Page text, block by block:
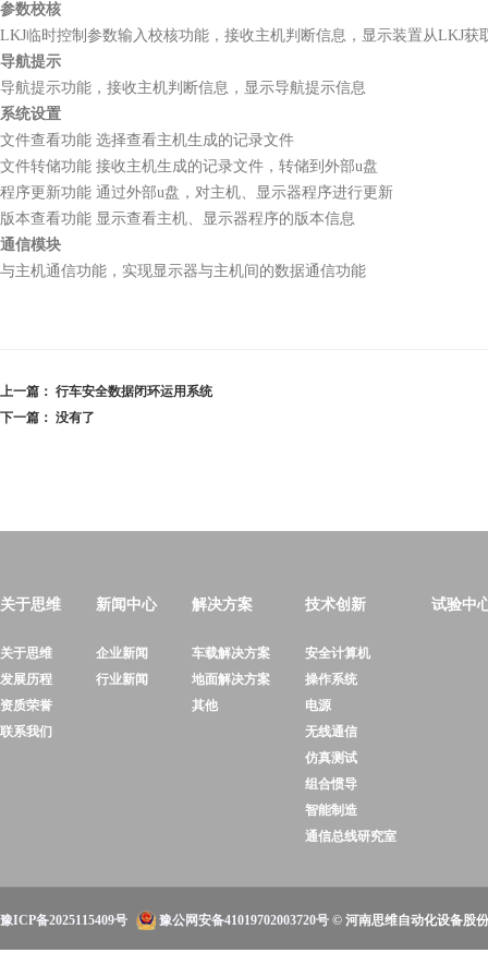
参数校核
LKJ临时控制参数输入校核功能，接收主机判断信息，显示装置从LKJ
导航提示
导航提示功能，接收主机判断信息，显示导航提示信息
系统设置
文件查看功能 选择查看主机生成的记录文件
文件转储功能 接收主机生成的记录文件，转储到外部u盘
程序更新功能 通过外部u盘，对主机、显示器程序进行更新
版本查看功能 显示查看主机、显示器程序的版本信息
通信模块
与主机通信功能，实现显示器与主机间的数据通信功能
上一篇： 行车安全数据闭环运用系统
下一篇： 没有了
关于思维
关于思维
发展历程
资质荣誉
联系我们
新闻中心
企业新闻
行业新闻
解决方案
车载解决方案
地面解决方案
其他
技术创新
安全计算机
操作系统
电源
无线通信
仿真测试
组合惯导
智能制造
通信总线研究室
试验中
豫ICP备2025115409号 豫公网安备41019702003720号 © 河南思维自动化设备股